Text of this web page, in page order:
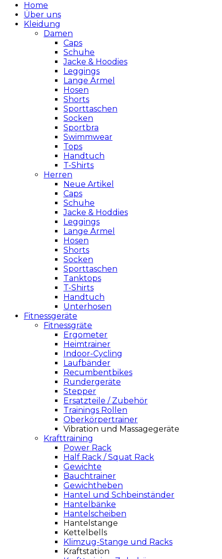
Home
Über uns
Kleidung
Damen
Caps
Schuhe
Jacke & Hoodies
Leggings
Lange Ärmel
Hosen
Shorts
Sporttaschen
Socken
Sportbra
Swimmwear
Tops
Handtuch
T-Shirts
Herren
Neue Artikel
Caps
Schuhe
Jacke & Hoddies
Leggings
Lange Ärmel
Hosen
Shorts
Socken
Sporttaschen
Tanktops
T-Shirts
Handtuch
Unterhosen
Fitnessgeräte
Fitnessgräte
Ergometer
Heimtrainer
Indoor-Cycling
Laufbänder
Recumbentbikes
Rundergeräte
Stepper
Ersatzteile / Zubehör
Trainings Rollen
Oberkörpertrainer
Vibration und Massagegeräte
Krafttraining
Power Rack
Half Rack / Squat Rack
Gewichte
Bauchtrainer
Gewichtheben
Hantel und Schbeinständer
Hantelbänke
Hantelscheiben
Hantelstange
Kettelbells
Klimzug-Stange und Racks
Kraftstation